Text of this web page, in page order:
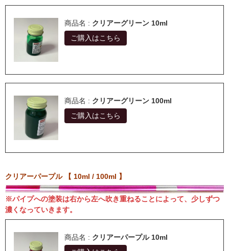
商品名 : クリアーグリーン 10ml
ご購入はこちら
商品名 : クリアーグリーン 100ml
ご購入はこちら
クリアーパープル 【 10ml / 100ml 】
※パイプへの塗装は右から左へ吹き重ねることによって、少しずつ
濃くなっていきます。
商品名 : クリアーパープル 10ml